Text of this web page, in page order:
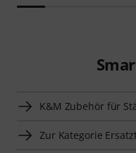
K&M Zubehör für
Zur Kategorie